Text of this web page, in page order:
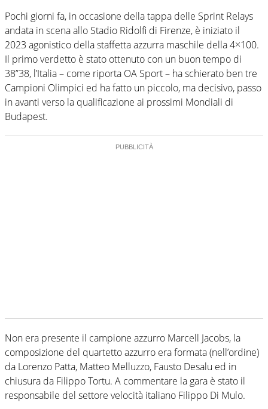
Pochi giorni fa, in occasione della tappa delle Sprint Relays
andata in scena allo Stadio Ridolfi di Firenze, è iniziato il
2023 agonistico della staffetta azzurra maschile della 4×100.
Il primo verdetto è stato ottenuto con un buon tempo di
38”38, l’Italia – come riporta OA Sport – ha schierato ben tre
Campioni Olimpici ed ha fatto un piccolo, ma decisivo, passo
in avanti verso la qualificazione ai prossimi Mondiali di
Budapest.
Non era presente il campione azzurro Marcell Jacobs, la
composizione del quartetto azzurro era formata (nell’ordine)
da Lorenzo Patta, Matteo Melluzzo, Fausto Desalu ed in
chiusura da Filippo Tortu. A commentare la gara è stato il
responsabile del settore velocità italiano Filippo Di Mulo.